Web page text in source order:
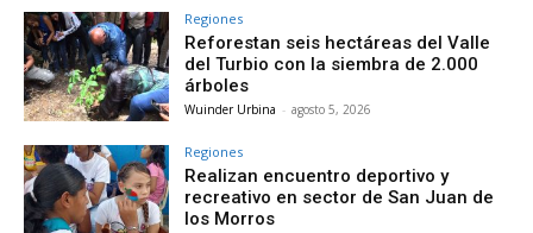
Regiones
Reforestan seis hectáreas del Valle
del Turbio con la siembra de 2.000
árboles
Wuinder Urbina - agosto 5, 2026
Regiones
Realizan encuentro deportivo y
recreativo en sector de San Juan de
los Morros